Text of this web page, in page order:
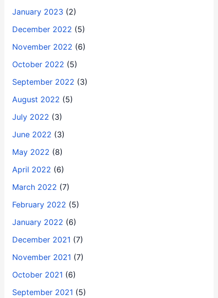
January 2023 (2)
December 2022 (5)
November 2022 (6)
October 2022 (5)
September 2022 (3)
August 2022 (5)
July 2022 (3)
June 2022 (3)
May 2022 (8)
April 2022 (6)
March 2022 (7)
February 2022 (5)
January 2022 (6)
December 2021 (7)
November 2021 (7)
October 2021 (6)
September 2021 (5)